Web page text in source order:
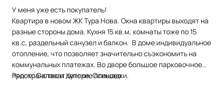
У меня уже есть покупатель!
Квартира в новом ЖК Тура Нова. Окна квартиры выходят на
разные стороны дома. Кухня 15 кв.м, комнаты тоже по 15
кв.с, раздельный санузел и балкон. В доме индивидуальное
отопление, что позволяет значительно съэкономить на
коммунальных платежах. Во дворе большое парковочное
пространство и детские площадки.
Рядом: Салават Купере, Осиново